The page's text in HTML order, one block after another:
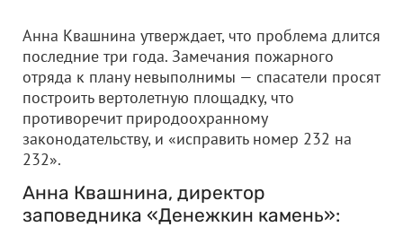
Анна Квашнина утверждает, что проблема длится
последние три года. Замечания пожарного
отряда к плану невыполнимы — спасатели просят
построить вертолетную площадку, что
противоречит природоохранному
законодательству, и «исправить номер 232 на
232».
Анна Квашнина, директор
заповедника «Денежкин камень»: